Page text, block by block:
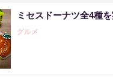
ミセスドーナツ全4種
グルメ